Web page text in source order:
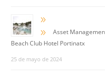
9
9
Asset
Beach Club Hotel Portinatx
25 de mayo de 2024